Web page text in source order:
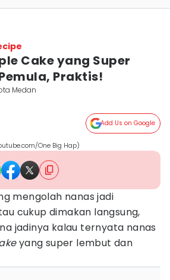
Cake yang Super
Praktis!
Medan
Add Us on Google
One Big Hap)
mengolah nanas jadi
cukup dimakan langsung,
jadinya kalau ternyata nanas
yang super lembut dan